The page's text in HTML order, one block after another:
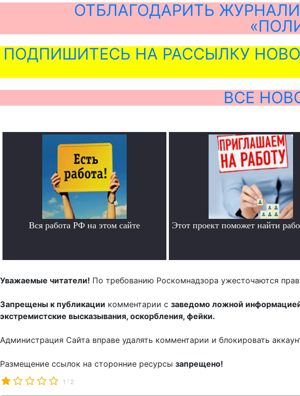
ОТБЛАГОДАРИТЬ
ПОДПИШИТЕСЬ НА РАССЫЛКУ
ВСЕ
Вся работа РФ на этом сайте Этот проект поможет найти
Уважаемые читатели! По требованию Роскомнадзора ужесточаются
Запрещены к публикации комментарии с заведомо ложной
экстремистские высказывания, оскорбления, фейки.
Администрация Сайта вправе удалять комментарии и блокировать
Размещение ссылок на сторонние ресурсы запрещено!
1 /2